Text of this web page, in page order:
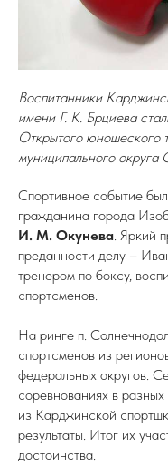
Воспитанники
имени Г. К. Брциева
Открытого юношеского
муниципального округа
Спортивное событие
гражданина города
И. М. Окунева. Яркий
преданности делу –
тренером по боксу,
спортсменов.
На ринге п.
спортсменов из
федеральных округов.
соревнованиях в
из Карджинской
результаты. Итог их
достоинства.